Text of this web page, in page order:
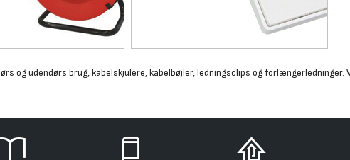
og udendørs brug, kabelskjulere, kabelbøjler, ledningsclips og